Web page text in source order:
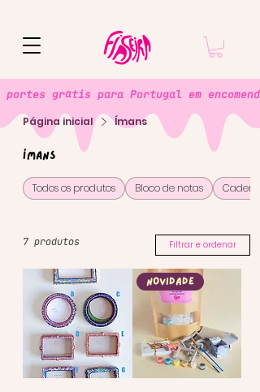
portes grátis para Portugal em
Página inicial Ímans
Ímans
Todos os produtos Bloco de notas
7 produtos Filtrar e ordenar
Novidade